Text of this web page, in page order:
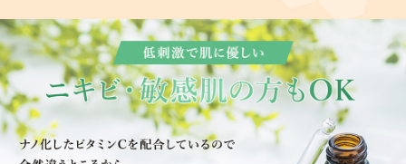
お肌になれるのに、サラッとしているので、メイク
の邪魔にならない!年中毎日使用するので、必ず無
くなる前に購入します。
使いやすい!
2024/10/01 投稿者：まめた おすすめレベル：